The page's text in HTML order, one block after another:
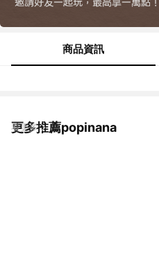
商品資訊
更多推薦popinana
看更多